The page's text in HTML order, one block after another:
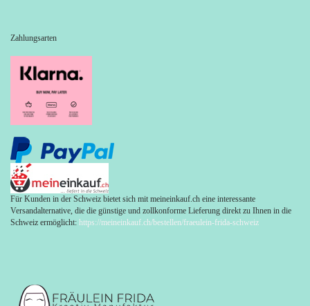
Zahlungsarten
Für Kunden in der Schweiz bietet sich mit meineinkauf.ch eine interessante
Versandalternative, die die günstige und zollkonforme Lieferung direkt zu Ihnen in die
Schweiz ermöglicht: https://meineinkauf.ch/bestellen/fraeulein-frida-schweiz